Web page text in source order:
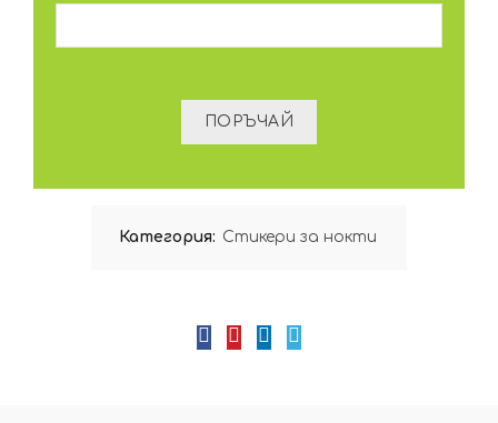
Категория: Стикери за нокти